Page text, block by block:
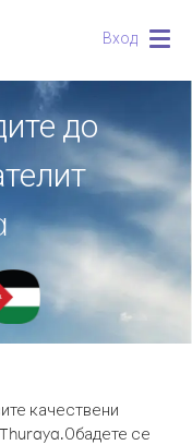
Вход
до
качествени
Обадете се